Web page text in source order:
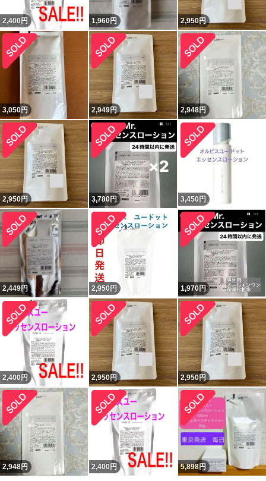
2,400 円 1,960円 2,950円
3,050円 2,949円 2,948円
2,950円 3,780円 3,450 円
2,449円 2,950 円 1,970円
2,400 円 2,950円 2,950円
2,948円 2,400 円 5,898円